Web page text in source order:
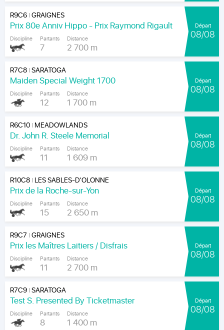
R9C6|GRAIGNES
Prix 80e Anniv Hippo - Prix Raymond Rigault
Discipline Partants
7
Distance
2 700 m
Départ
08/08
R7C8|SARATOGA
Maiden Special Weight 1700
Discipline Partants
12
Distance
1 700 m
Départ
08/08
R6C10| MEADOWLANDS
Dr. John R. Steele Memorial
Discipline Partants
11
Distance
1 609 m
Départ
08/08
R10C8| LES SABLES-D'OLONNE
Prix de la Roche-sur-Yon
Discipline Partants
15
Distance
2 650 m
Départ
08/08
R9C7 |GRAIGNES
Prix les Maîtres Laitiers / Disfrais
Discipline Partants
11
Distance
2 700 m
Départ
08/08
R7C9|SARATOGA
Test S. Presented By Ticketmaster
Discipline Partants
8
Distance
1 400 m
Départ
08/08